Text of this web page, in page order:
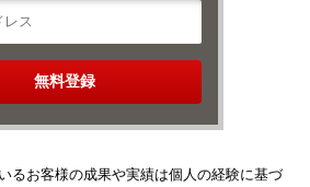
るお客様の成果や実績は個人の経験に基づ